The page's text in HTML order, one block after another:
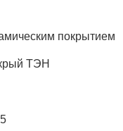
покрытием
ТЭН